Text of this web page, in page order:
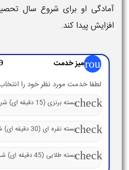
آمادگی او برای شروع سال
افزایش پیدا کند.
groupمیز خدمت
لطفا خدمت مورد نظر خود را
checkبسته برنزی (15 دقیقه ای) شروع کنکور از تابستان
checkبسته نقره ای (30 دقیقه ای) شروع کنکور از تابستان
checkبسته طلایی (45 دقیقه ای) شروع کنکور از تابستان